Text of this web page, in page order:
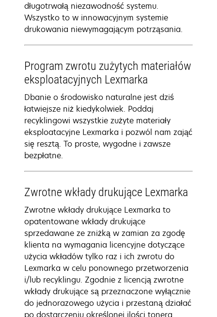
długotrwałą niezawodność systemu.
Wszystko to w innowacyjnym systemie
drukowania niewymagającym potrząsania.
Program zwrotu zużytych materiałów
eksploatacyjnych Lexmarka
Dbanie o środowisko naturalne jest dziś
łatwiejsze niż kiedykolwiek. Poddaj
recyklingowi wszystkie zużyte materiały
eksploatacyjne Lexmarka i pozwól nam zająć
się resztą. To proste, wygodne i zawsze
bezpłatne.
Zwrotne wkłady drukujące Lexmarka
Zwrotne wkłady drukujące Lexmarka to
opatentowane wkłady drukujące
sprzedawane ze zniżką w zamian za zgodę
klienta na wymagania licencyjne dotyczące
użycia wkładów tylko raz i ich zwrotu do
Lexmarka w celu ponownego przetworzenia
i/lub recyklingu. Zgodnie z licencją zwrotne
wkłady drukujące są przeznaczone wyłącznie
do jednorazowego użycia i przestaną działać
po dostarczeniu określonej ilości tonera.